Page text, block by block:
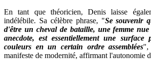
En tant que théoricien, Denis laisse
indélébile. Sa célèbre phrase, "Se souvenir
d'être un cheval de bataille, une femme
anecdote, est essentiellement une surface
couleurs en un certain ordre assemblées",
manifeste de modernité, affirmant l'autonomie